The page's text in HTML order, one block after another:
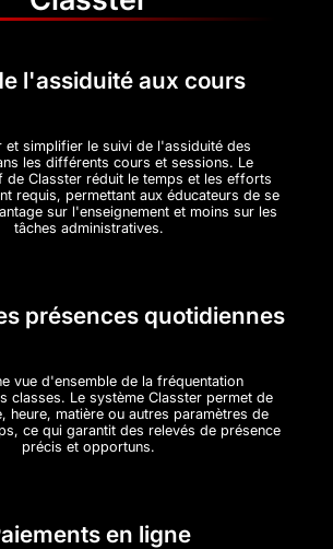
l'assiduité aux cours
et simplifier le suivi de l'assiduité des
les différents cours et sessions. Le
de Classter réduit le temps et les efforts
requis, permettant aux éducateurs de se
sur l'enseignement et moins sur les
tâches administratives.
présences quotidiennes
vue d'ensemble de la fréquentation
classes. Le système Classter permet de
heure, matière ou autres paramètres de
ce qui garantit des relevés de présence
précis et opportuns.
en ligne